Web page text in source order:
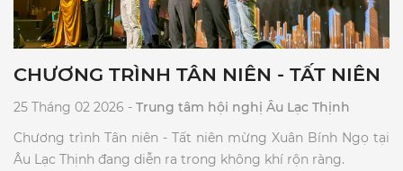
CHƯƠNG TRÌNH TÂN NIÊN - TẤT NIÊN
25 Tháng 02 2026 - Trung tâm hội nghị Âu Lạc Thịnh
Chương trình Tân niên - Tất niên mừng Xuân Bính Ngọ tại
Âu Lạc Thịnh đang diễn ra trong không khí rộn ràng.